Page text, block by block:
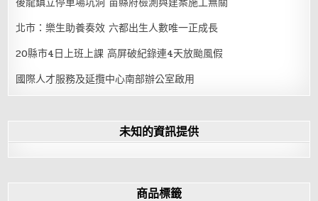
北市：樂生助養奏效 六都出生人數唯一正成長
20縣市4日上班上課 高屏破紀錄連4天放颱風假
國際人才服務及延攬中心南部辦公室啟用
未知的資訊提供
商品標籤